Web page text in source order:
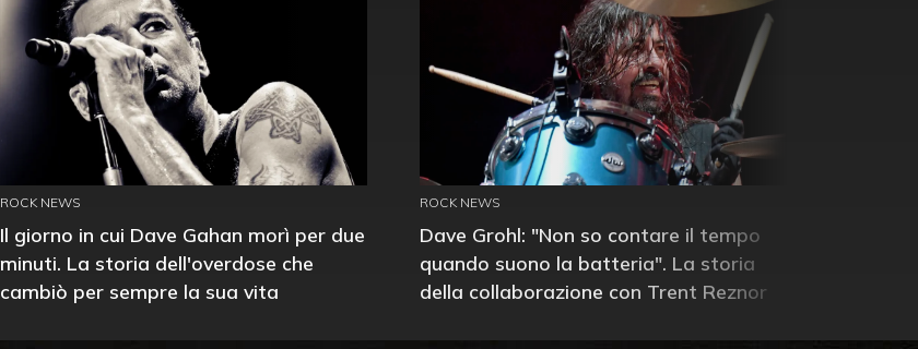
ROCK NEWS
Il giorno in cui Dave Gahan morì per due
minuti. La storia dell'overdose che
cambiò per sempre la sua vita
ROCK NEWS
Dave Grohl: "Non so contare il tempo
quando suono la batteria". La storia
della collaborazione con Trent Reznor